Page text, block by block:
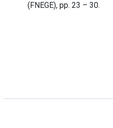
(FNEGE), pp. 23 – 30.